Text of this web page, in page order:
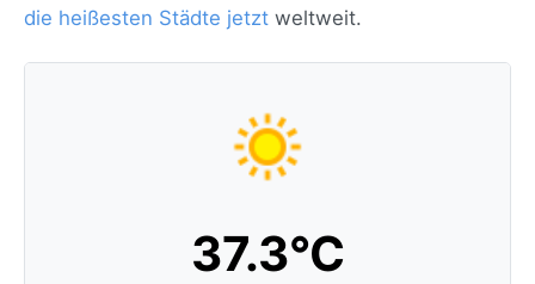
die heißesten Städte jetzt weltweit.
37.3°C